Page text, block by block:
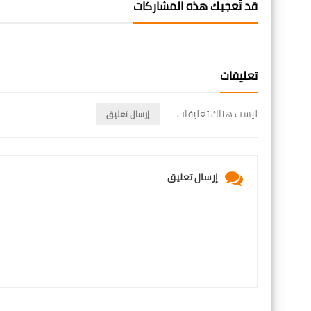
قد تُعجبك هذه المشاركات
تعليقات
ليست هناك تعليقات إرسال تعليق
إرسال تعليق